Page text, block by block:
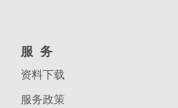
服务
资料下载
服务政策